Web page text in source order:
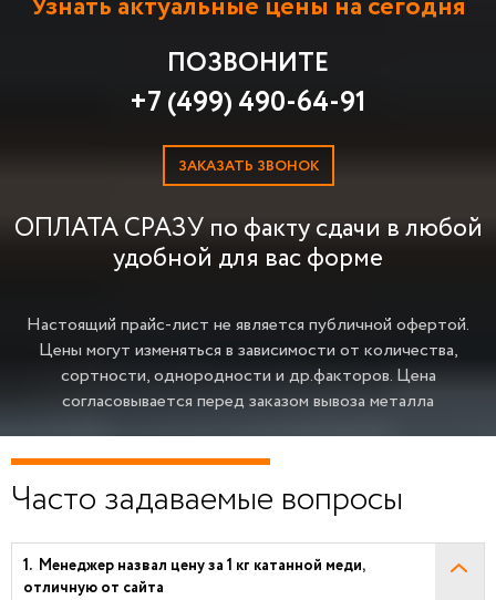
ПОЗВОНИТЕ
+7 (499) 490-64-91
ЗАКАЗАТЬ ЗВОНОК
ОПЛАТА СРАЗУ по факту сдачи в любой
удобной для вас форме
Настоящий прайс-лист не является публичной офертой.
Цены могут изменяться в зависимости от количества,
сортности, однородности и др.факторов. Цена
согласовывается перед заказом вывоза металла
Часто задаваемые вопросы
Менеджер назвал цену за 1 кг катанной меди,
отличную от сайта